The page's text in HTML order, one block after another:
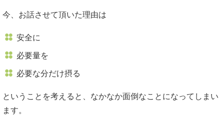
今、お話させて頂いた理由は
安全に
必要量を
必要な分だけ摂る
ということを考えると、なかなか面倒なことになってしまい
ます。